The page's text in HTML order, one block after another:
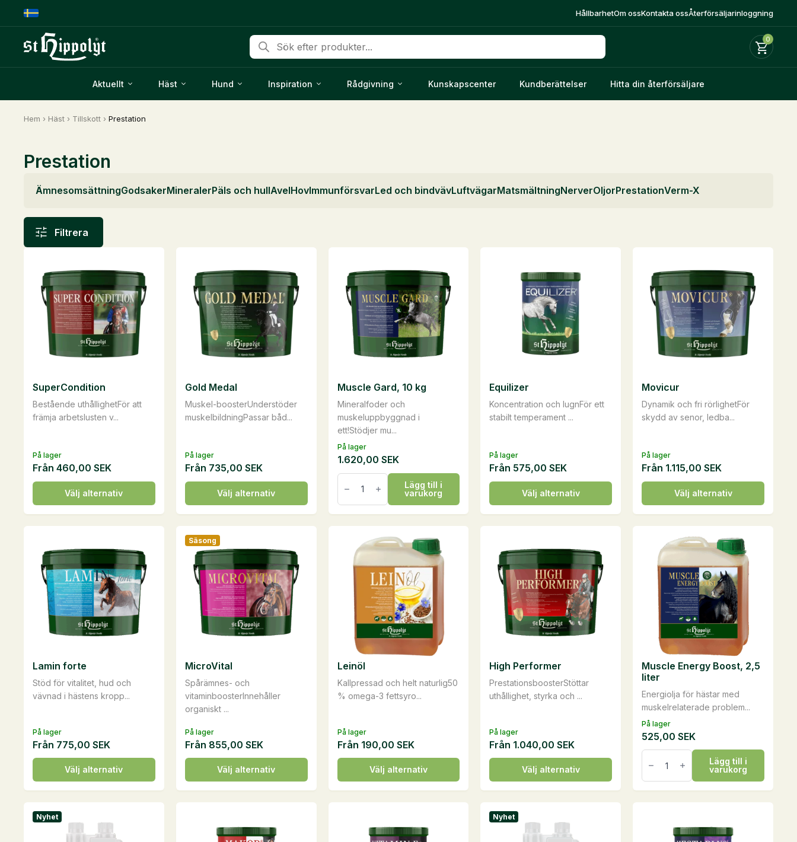
HållbarhetOm ossKontakta ossÅterförsäljarinloggning
Produktsökning 0
Aktuellt Häst Hund Inspiration Rådgivning Kunskapscenter Kundberättelser Hitta din återförsäljare
Hem › Häst › Tillskott › Prestation
Prestation
ÄmnesomsättningGodsakerMineralerPäls och hullAvelHovImmunförsvarLed och bindvävLuftvägarMatsmältningNerverOljorPrestationVerm-X
Filtrera
På lager
Bestående uthållighetFör att
främja arbetslusten v...
SuperCondition
Från 460,00 SEK
Välj alternativ
Den
här
produkten
varianter.
De
olika
alternativen
kan
väljas
produktsidan
På lager
Muskel-boosterUnderstöder
muskelbildningPassar båd...
Gold Medal
Från 735,00 SEK
Välj alternativ
Den
här
produkten
har
flera
varianter.
De
olika
alternativen
väljas
produktsidan
På lager
Mineralfoder och
muskeluppbyggnad i
ett!Stödjer mu...
Muscle Gard, 10 kg
1.620,00 SEK
Muscle
Gard,
kg
mängd
Lägg till i
varukorg
På lager
Koncentration och lugnFör ett
stabilt temperament ...
Equilizer
Från 575,00SEK
Välj alternativ
Den
här
produkten
varianter.
De
olika
alternativen
kan
väljas
produktsidan
På lager
Dynamik och fri rörlighetFör
skydd av senor, ledba...
Movicur
Från 1.115,00SEK
Välj alternativ
Den
här
produkten
flera
varianter.
olika
alternativen
väljas
produktsidan
På lager
Stöd för vitalitet, hud och
vävnad i hästens kropp...
Lamin forte
Från 775,00 SEK
Välj alternativ
Den
här
produkten
har
flera
På lager
Säsong
Spårämnes- och
vitaminboosterInnehåller
organiskt ...
MicroVital
Från 855,00 SEK
Välj alternativ
Den
här
produkten
varianter.
På lager
Kallpressad och helt naturlig50
% omega-3 fettsyro...
Leinöl
Från 190,00 SEK
Välj alternativ
Den
här
produkten
varianter.
På lager
PrestationsboosterStöttar
uthållighet, styrka och ...
High Performer
Från 1.040,00SEK
Välj alternativ
Den
här
produkten
har
flera
På lager
Energiolja för hästar med
muskelrelaterade problem...
Muscle Energy Boost, 2,5
liter
525,00SEK
Muscle
Energy
Boost,
2,5
liter
Lägg till i
varukorg
Nyhet Nyhet